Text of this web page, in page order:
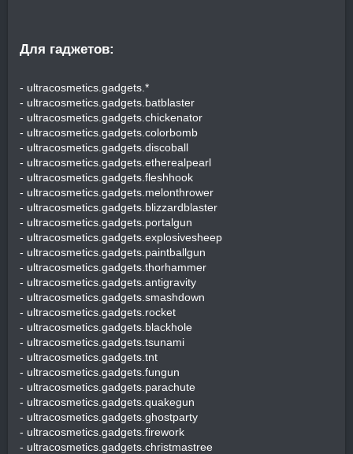
Для гаджетов:​
- ultracosmetics.gadgets.*
- ultracosmetics.gadgets.batblaster
- ultracosmetics.gadgets.chickenator
- ultracosmetics.gadgets.colorbomb
- ultracosmetics.gadgets.discoball
- ultracosmetics.gadgets.etherealpearl
- ultracosmetics.gadgets.fleshhook
- ultracosmetics.gadgets.melonthrower
- ultracosmetics.gadgets.blizzardblaster
- ultracosmetics.gadgets.portalgun
- ultracosmetics.gadgets.explosivesheep
- ultracosmetics.gadgets.paintballgun
- ultracosmetics.gadgets.thorhammer
- ultracosmetics.gadgets.antigravity
- ultracosmetics.gadgets.smashdown
- ultracosmetics.gadgets.rocket
- ultracosmetics.gadgets.blackhole
- ultracosmetics.gadgets.tsunami
- ultracosmetics.gadgets.tnt
- ultracosmetics.gadgets.fungun
- ultracosmetics.gadgets.parachute
- ultracosmetics.gadgets.quakegun
- ultracosmetics.gadgets.ghostparty
- ultracosmetics.gadgets.firework
- ultracosmetics.gadgets.christmastree